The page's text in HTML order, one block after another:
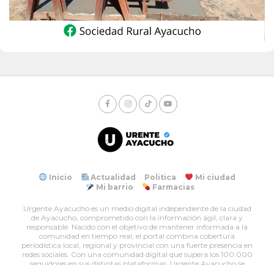
Inicio Actualidad Politica
Mi ciudad
Mi barrio
Farmacias
Urgente Ayacucho es un medio digital independiente de la ciudad
de Ayacucho, comprometido con la información ágil, clara y
responsable. Nacido con el objetivo de mantener informada a la
comunidad en tiempo real, el portal combina cobertura
periodística local, regional y provincial con una fuerte presencia en
redes sociales. Con una comunidad digital que supera los 100.000